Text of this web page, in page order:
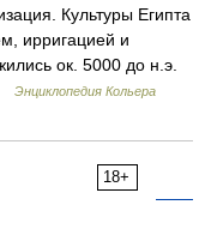
Культуры Египта
ирригацией и
ок. 5000 до н.э.
Энциклопедия Кольера
18+